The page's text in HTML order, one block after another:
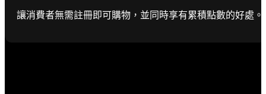
讓消費者無需註冊即可購物，並同時享有累積點數的好處。